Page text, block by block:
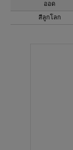
ออด
สีลูกโลก